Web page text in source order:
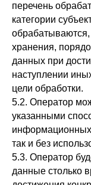
перечень
категории
обрабатываются,
хранения,
данных при
наступлении
цели обработки.
5.2. Оператор
указанными
так и без
5.3. Оператор
данные столько